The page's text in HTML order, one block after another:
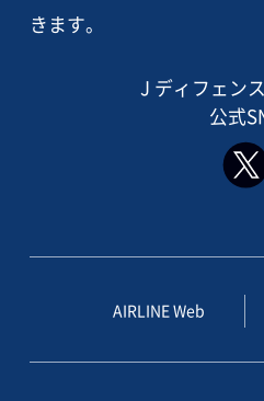
きます。
J ディフェン
公式
AIRLINE Web